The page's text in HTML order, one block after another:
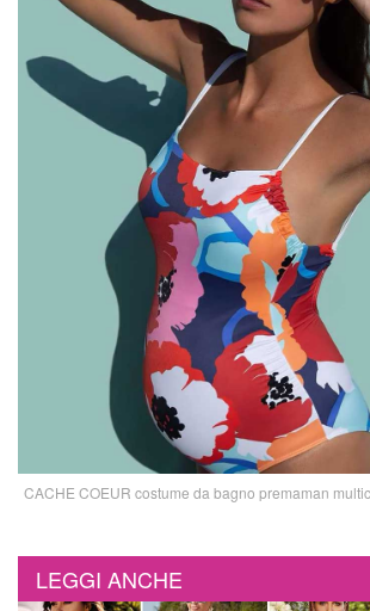
CACHE COEUR costume da bagno premaman
LEGGI ANCHE